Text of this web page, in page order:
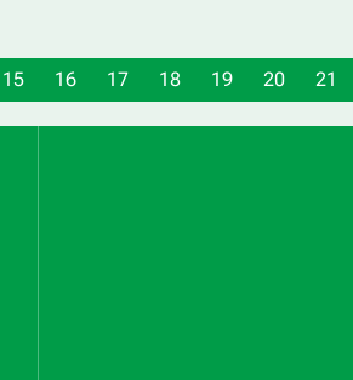
15 16 17 18 19 20 21